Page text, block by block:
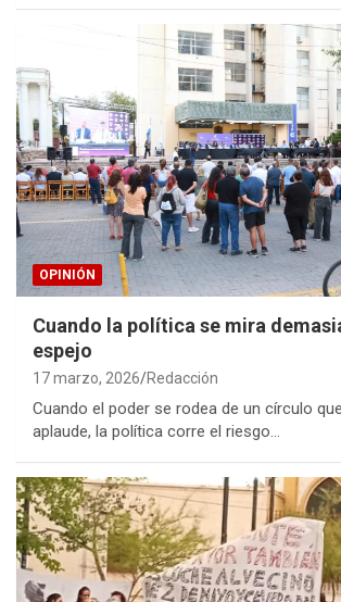
OPINIÓN
Cuando la política se mira
espejo
17 marzo, 2026 Redacción
Cuando el poder se rodea de un círculo
aplaude, la política corre el riesgo…